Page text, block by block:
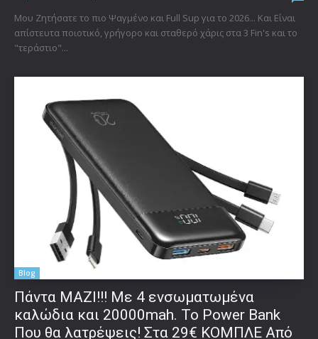
Μου Ζητήσατε το πιο Ψαγμένο και Full Sup για το 2026... Και Είναι
απίστευτα ποιοτικό, γρήγορο και σταθερό χάρις στα 3 Fin's και το
"τεράστιο"...
Blog
Πάντα ΜΑΖΙ!!! Με 4 ενσωματωμένα
καλώδια και 20000mah. Το Power Bank
Που θα λατρέψεις! Στα 29€ ΚΟΜΠΛΕ Από